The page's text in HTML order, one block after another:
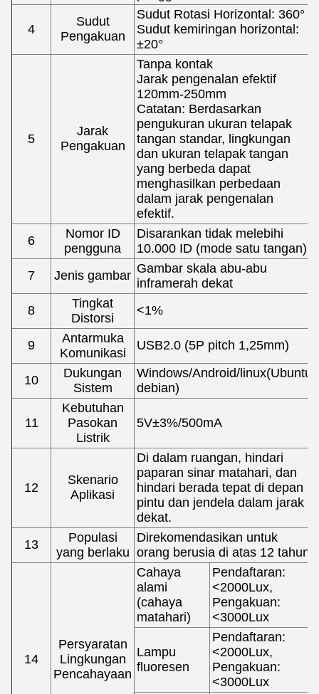
4
Sudut
Pengakuan
Sudut Rotasi Horizontal: 360°
Sudut kemiringan horizontal:
±20°
5
Jarak
Pengakuan
Tanpa kontak
Jarak pengenalan efektif
120mm-250mm
Catatan: Berdasarkan
pengukuran ukuran telapak
tangan standar, lingkungan
dan ukuran telapak tangan
yang berbeda dapat
menghasilkan perbedaan
dalam jarak pengenalan
efektif.
6
Nomor ID
pengguna
Disarankan tidak melebihi
10.000 ID (mode satu tangan)
7
Jenis gambar Gambar skala abu-abu
inframerah dekat
8
Tingkat
Distorsi
<1%
9
Antarmuka
Komunikasi
USB2.0 (5P pitch 1,25mm)
10
Dukungan
Sistem
Windows/Android/linux(Ubuntu
debian)
11
Kebutuhan
Pasokan
Listrik
5V±3%/500mA
12
Skenario
Aplikasi
Di dalam ruangan, hindari
paparan sinar matahari, dan
hindari berada tepat di depan
pintu dan jendela dalam jarak
dekat.
13
Populasi
yang berlaku
Direkomendasikan untuk
orang berusia di atas 12 tahun
14
Persyaratan
Lingkungan
Pencahayaan
Cahaya
alami
(cahaya
matahari)
Pendaftaran:
<2000Lux,
Pengakuan:
<3000Lux
Lampu
fluoresen
Pendaftaran:
<2000Lux,
Pengakuan:
<3000Lux